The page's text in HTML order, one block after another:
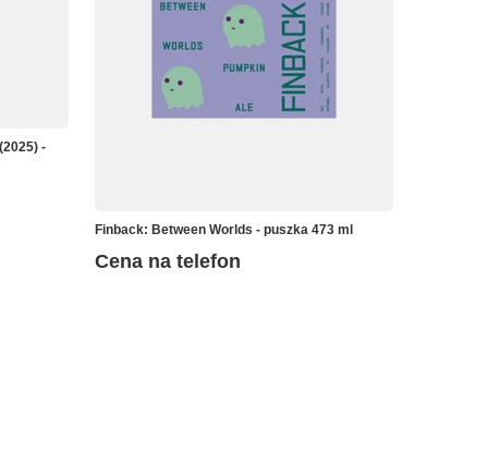
-
Finback: Between Worlds - puszka 473 ml
Cena na telefon